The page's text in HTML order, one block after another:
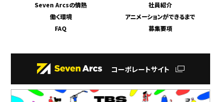
Seven Arcsの情熱
社員紹介
働く環境
アニメーションができるまで
FAQ
募集要項
コーポレートサイト